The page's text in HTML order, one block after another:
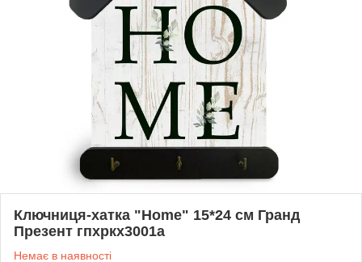
Ключниця-хатка "Home" 15*24 см Гранд
Презент гпхркх3001а
Немає в наявності